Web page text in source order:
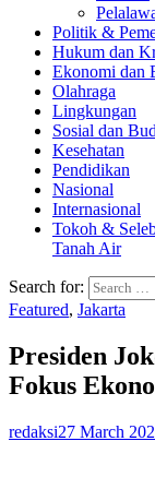
Politik &
Hukum dan
Ekonomi dan
Olahraga
Lingkungan
Sosial dan
Kesehatan
Pendidikan
Nasional
Internasional
Tokoh &
Tanah Air
Search for:
Featured, Jakarta
Presiden
Fokus
redaksi27 March